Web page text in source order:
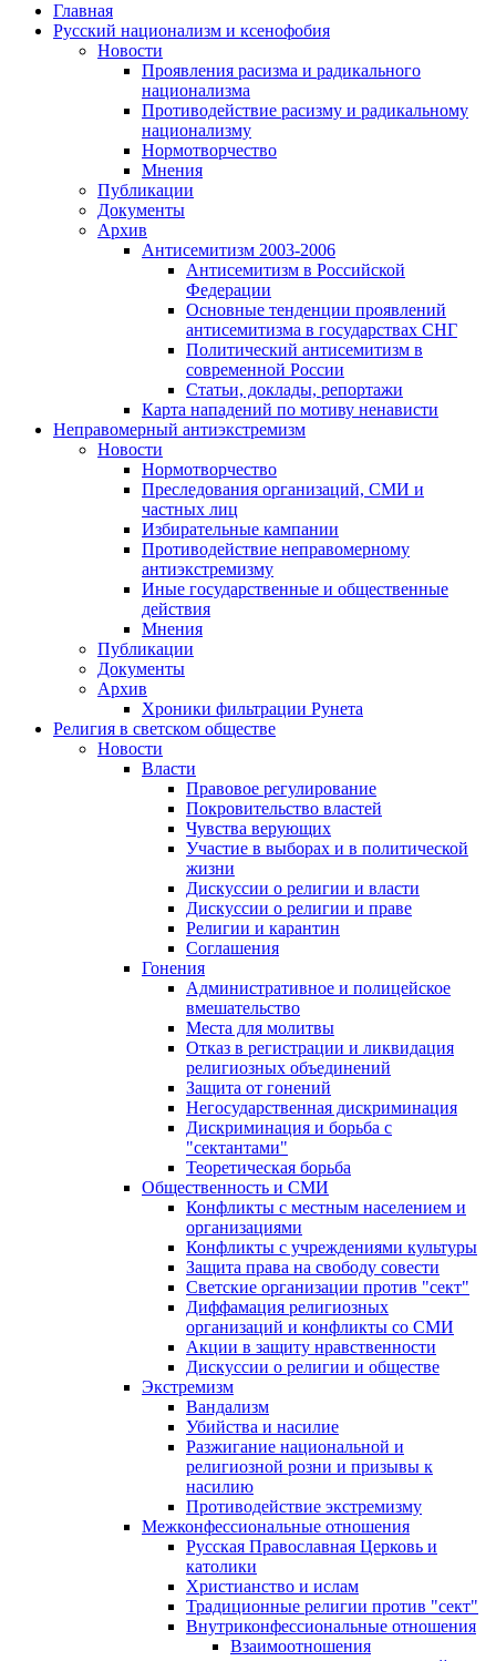
Главная
Русский национализм и ксенофобия
Новости
Проявления расизма и радикального
национализма
Противодействие расизму и радикальному
национализму
Нормотворчество
Мнения
Публикации
Документы
Архив
Антисемитизм 2003-2006
Антисемитизм в Российской
Федерации
Основные тенденции проявлений
антисемитизма в государствах СНГ
Политический антисемитизм в
современной России
Статьи, доклады, репортажи
Карта нападений по мотиву ненависти
Неправомерный антиэкстремизм
Новости
Нормотворчество
Преследования организаций, СМИ и
частных лиц
Избирательные кампании
Противодействие неправомерному
антиэкстремизму
Иные государственные и общественные
действия
Мнения
Публикации
Документы
Архив
Хроники фильтрации Рунета
Религия в светском обществе
Новости
Власти
Правовое регулирование
Покровительство властей
Чувства верующих
Участие в выборах и в политической
жизни
Дискуссии о религии и власти
Дискуссии о религии и праве
Религии и карантин
Соглашения
Гонения
Административное и полицейское
вмешательство
Места для молитвы
Отказ в регистрации и ликвидация
религиозных объединений
Защита от гонений
Негосударственная дискриминация
Дискриминация и борьба с
"сектантами"
Теоретическая борьба
Общественность и СМИ
Конфликты с местным населением и
организациями
Конфликты с учреждениями культуры
Защита права на свободу совести
Светские организации против "сект"
Диффамация религиозных
организаций и конфликты со СМИ
Акции в защиту нравственности
Дискуссии о религии и обществе
Экстремизм
Вандализм
Убийства и насилие
Разжигание национальной и
религиозной розни и призывы к
насилию
Противодействие экстремизму
Межконфессиональные отношения
Русская Православная Церковь и
католики
Христианство и ислам
Традиционные религии против "сект"
Внутриконфессиональные отношения
Взаимоотношения